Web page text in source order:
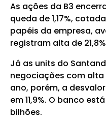
As ações da B3
queda de 1,17%,
papéis da empresa,
registram alta de
Já as units do
negociações com alta
ano, porém, a
em 11,9%. O banco
bilhões.